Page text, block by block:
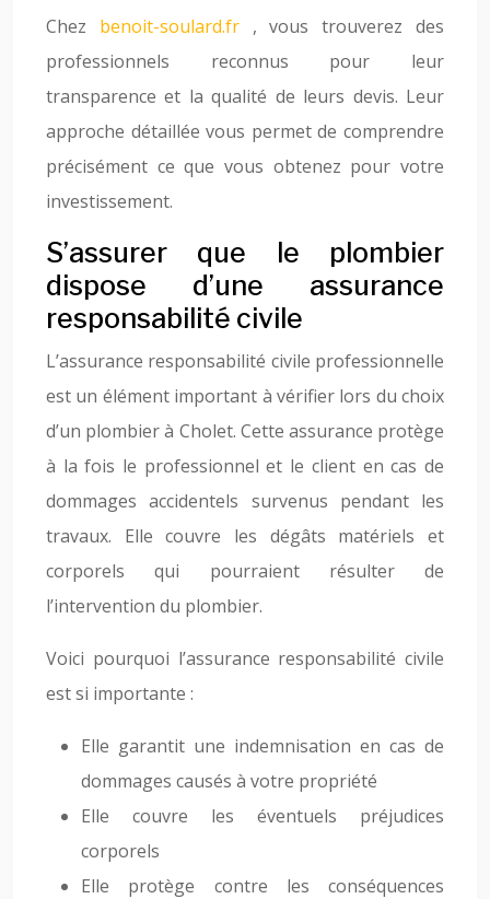
Chez benoit-soulard.fr , vous trouverez des
professionnels reconnus pour leur
transparence et la qualité de leurs devis. Leur
approche détaillée vous permet de comprendre
précisément ce que vous obtenez pour votre
investissement.
S’assurer que le plombier
dispose d’une assurance
responsabilité civile
L’assurance responsabilité civile professionnelle
est un élément important à vérifier lors du choix
d’un plombier à Cholet. Cette assurance protège
à la fois le professionnel et le client en cas de
dommages accidentels survenus pendant les
travaux. Elle couvre les dégâts matériels et
corporels qui pourraient résulter de
l’intervention du plombier.
Voici pourquoi l’assurance responsabilité civile
est si importante :
Elle garantit une indemnisation en cas de
dommages causés à votre propriété
Elle couvre les éventuels préjudices
corporels
Elle protège contre les conséquences